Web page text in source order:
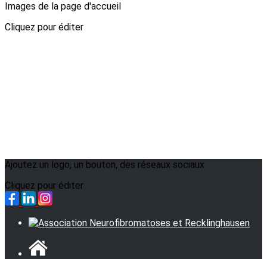
Images de la page d'accueil
Cliquez pour éditer
Ajoutez un logo, un bouton, des réseaux sociaux
Cliquez pour éditer